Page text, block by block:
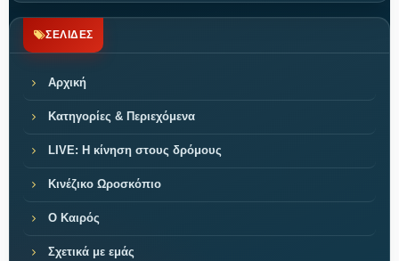
ΣΕΛΙΔΕΣ
Αρχική
Κατηγορίες & Περιεχόμενα
LIVE: Η κίνηση στους δρόμους
Κινέζικο Ωροσκόπιο
Ο Καιρός
Σχετικά με εμάς